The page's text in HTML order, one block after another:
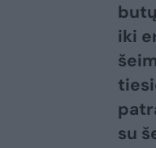
iki
su